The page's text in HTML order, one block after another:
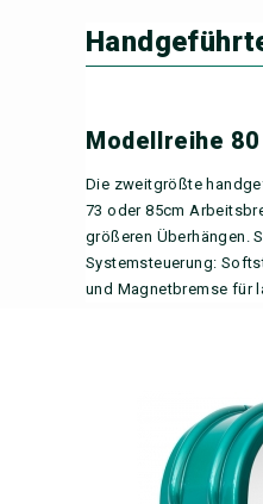
Modellreihe
Die zweitgrößte
73 oder 85cm
größeren Überhängen.
Systemsteuerung:
und Magnetbremse für